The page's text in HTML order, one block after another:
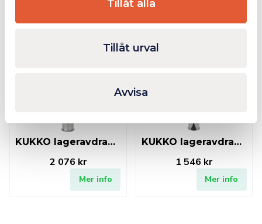
Tillåt alla
Tillåt urval
Avvisa
Mer info Mer info
KUKKO lageravdragre inv 45-58mm
2 076 kr
Mer info
KUKKO lageravdragre inv 35-46mm
1 546 kr
Mer info